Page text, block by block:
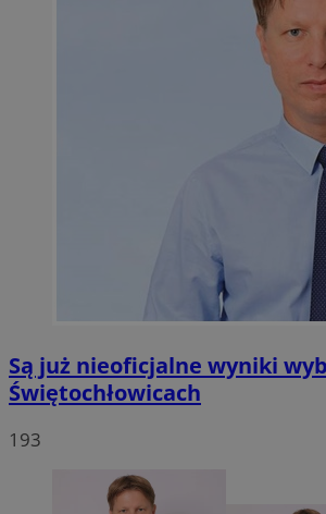
Są już nieoficjalne wyniki
Świętochłowicach
193